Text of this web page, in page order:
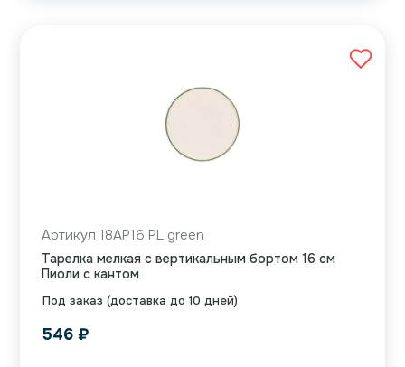
Под заказ (доставка до 10 дней)
Артикул 18AP16 PL green
Тарелка мелкая с вертикальным бортом 16 см
Пиоли с кантом
546 ₽